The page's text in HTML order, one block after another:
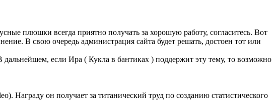
плюшки всегда приятно получать за хорошую работу, согласитесь. Вот
В свою очередь администрация сайта будет решать, достоен тот или
дальнейшем, если Ира ( Кукла в бантиках ) поддержит эту тему, то возможно
Награду он получает за титанический труд по созданию статистического